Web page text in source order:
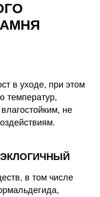
в уходе, при этом
температур,
не
в том числе